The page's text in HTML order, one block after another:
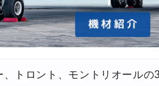
アー 最大30,000円OFFクーポン
アジア) 6,900円~
ー 最大30,000円OFFクーポン
、トロント、モントリオール